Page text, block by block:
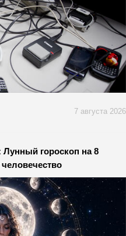
7 августа 2026
Лунный гороскоп на 8
человечество